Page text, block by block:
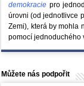
demokracie pro
úrovni (od jednotlivce
Zemi), která by mohla
pomocí jednoduchého
Můžete nás podpořit